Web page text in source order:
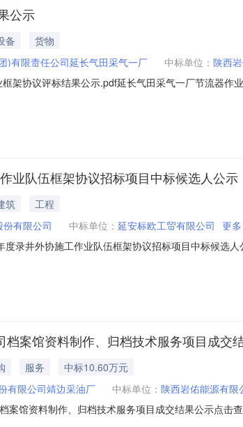
公示
备
货物
)有限责任公司延长气田采气一厂 中标单位： 陕西
架协议评标结果公示.pdf延长气田采气一厂节流器
负责人情况中标候选人(/)的项目负责人：//;3、中标
业队伍框架协议招标项目中标候选人公示
筑
工程
有限公司 中标单位： 延安标欧工贸有限公司 更多
录井外协施工作业队伍框架协议招标项目中标候选
报价，质量：符合国家、行业相关规定和标准以及
案馆资料制作、归档技术服务项目成交
服务
中标10.60万元
有限公司靖边采油厂 中标单位： 陕西岩佑能源有限
案馆资料制作、归档技术服务项目成交结果公示点